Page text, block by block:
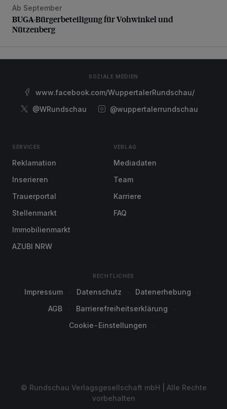
BUGA-Bürgerbeteiligung für Vohwinkel und Nützenberg
Ab September
BUGA-Bürgerbeteiligung für Vohwinkel und
Nützenberg
SOZIALE MEDIEN
www.facebook.com/WuppertalerRundschau/
@WRundschau
@wuppertalerrundschau
SERVICES
Reklamation
Inserieren
Trauerportal
Stellenmarkt
Immobilienmarkt
AZUBI NRW
VERLAG
Mediadaten
Team
Karriere
FAQ
RECHTLICHES
Impressum Datenschutz
Datenerhebung
AGB
Barrierefreiheitserklärung
Cookie-Einstellungen
© Rundschau Verlagsgesellschaft mbH | Alle Rechte
vorbehalten